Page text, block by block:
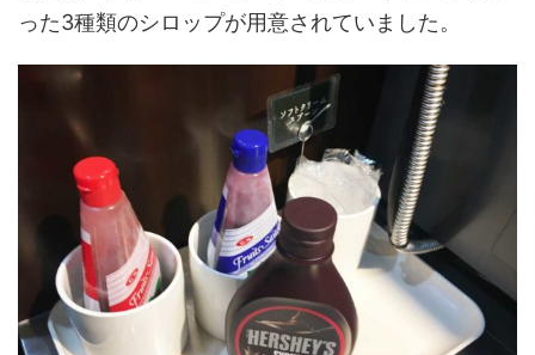
った3種類のシロップが用意されていました。